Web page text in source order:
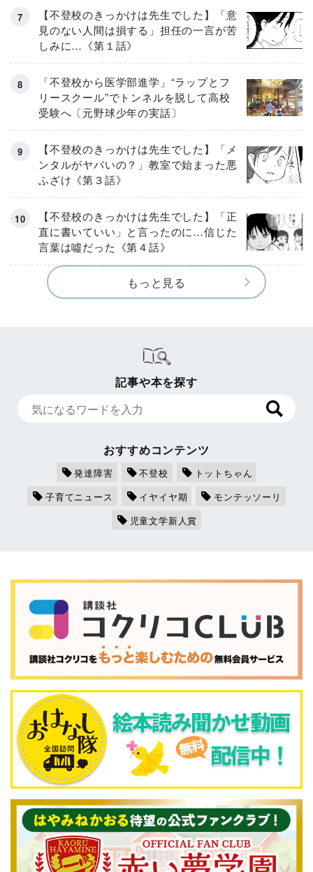
【不登校のきっかけは先生でした】「意
見のない人間は損する」担任の一言が苦
しみに…《第１話》
「不登校から医学部進学」“ラップとフ
リースクール”でトンネルを脱して高校
受験へ〔元野球少年の実話〕
【不登校のきっかけは先生でした】「メ
ンタルがヤバいの？」教室で始まった悪
ふざけ《第３話》
【不登校のきっかけは先生でした】「正
直に書いていい」と言ったのに…信じた
言葉は噓だった《第４話》
もっと見る
記事や本を探す
おすすめコンテンツ
発達障害 不登校
トットちゃん
子育てニュース
イヤイヤ期
モンテッソーリ
児童文学新人賞